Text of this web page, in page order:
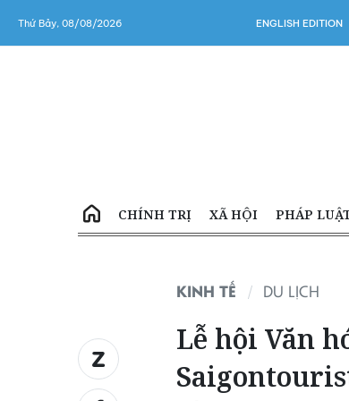
Thứ Bảy, 08/08/2026 ENGLISH EDITION
CHÍNH TRỊ XÃ HỘI PHÁP
KINH TẾ DU LỊCH
Lễ hội Văn